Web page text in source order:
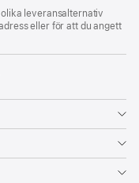
leveransalternativ
eller för att du angett